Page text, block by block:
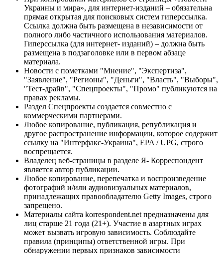
Украины и мира», для интернет-изданий – обязательна
прямая открытая для поисковых систем гиперссылка.
Ссылка должна быть размещена в независимости от
полного либо частичного использования материалов.
Гиперссылка (для интернет- изданий) – должна быть
размещена в подзаголовке или в первом абзаце
материала.
Новости с пометками "Мнение", "Экспертиза",
"Заявление", "Регионы", "Деньги", "Власть", "Выборы",
"Тест-драйв", "Спецпроекты", "Промо" публикуются на
правах рекламы.
Раздел Спецпроекты создается совместно с
коммерческими партнерами.
Любое копирование, публикация, републикация и
другое распространение информации, которое содержит
ссылку на "Интерфакс-Украина", EPA / UPG, строго
воспрещается.
Владелец веб-страницы в разделе Я- Корреспондент
является автор публикации.
Любое копирование, перепечатка и воспроизведение
фотографий и/или аудиовизуальных материалов,
принадлежащих правообладателю Getty Images, строго
запрещено.
Материалы сайта korrespondent.net предназначены для
лиц старше 21 года (21+). Участие в азартных играх
может вызвать игровую зависимость. Соблюдайте
правила (принципы) ответственной игры. При
обнаружении первых признаков зависимости